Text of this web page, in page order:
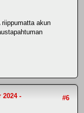
akun
#6
2024 -